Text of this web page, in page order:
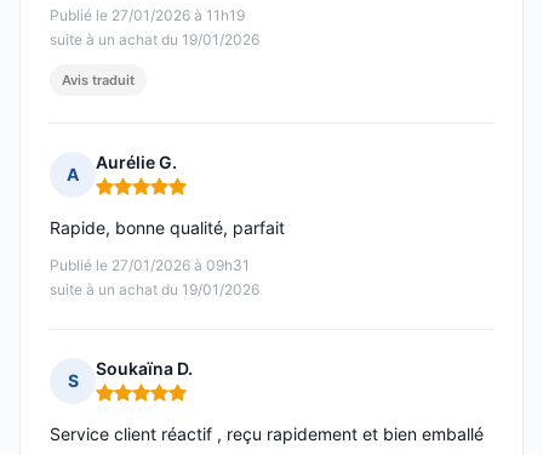
Publié le 27/01/2026 à 11h19
suite à un achat du 19/01/2026
Avis traduit
A
Aurélie G.
Note : 5 sur 5
Publié le 27/01/2026 à 09h31
suite à un achat du 19/01/2026
Rapide, bonne qualité, parfait
S
Soukaïna D.
Note : 5 sur 5
Service client réactif , reçu rapidement et bien emballé